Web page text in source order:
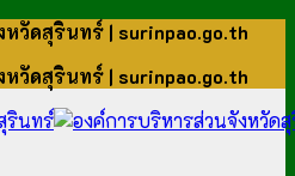
วัดสุรินทร์ | surinpao.go.th
วัดสุรินทร์ | surinpao.go.th